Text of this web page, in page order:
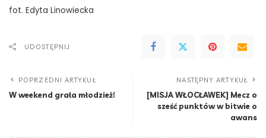
fot. Edyta Linowiecka
UDOSTĘPNIJ
POPRZEDNI ARTYKUŁ
W weekend grała młodzież!
NASTĘPNY ARTYKUŁ
[MISJA WŁOCŁAWEK] Mecz o
sześć punktów w bitwie o
awans